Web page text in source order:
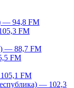
— 94,8 FM
FM
— 88,7 FM
FM
FM
— 102,3